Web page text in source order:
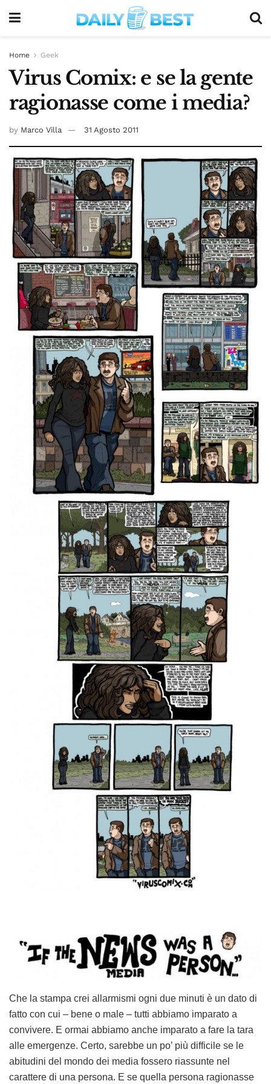
Home Geek
Virus Comix: e se la gente
ragionasse come i media?
by Marco Villa 31 Agosto 2011
Che la stampa crei allarmismi ogni due minuti è un dato di
fatto con cui – bene o male – tutti abbiamo imparato a
convivere. E ormai abbiamo anche imparato a fare la tara
alle emergenze. Certo, sarebbe un po’ più difficile se le
abitudini del mondo dei media fossero riassunte nel
carattere di una persona. E se quella persona ragionasse